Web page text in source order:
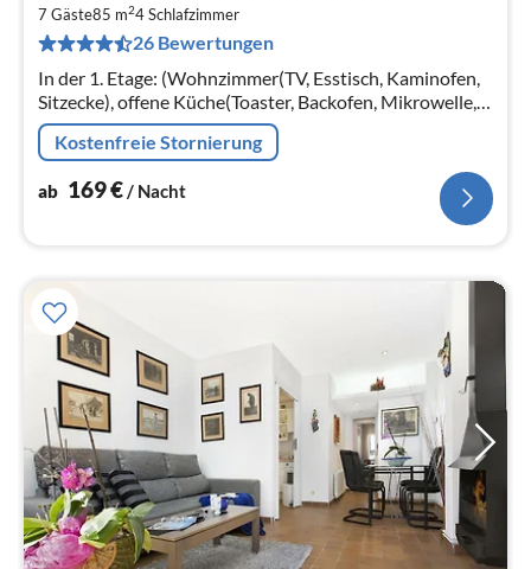
7 Gäste85 m24Schlafzimmer
26 Bewertungen
In der 1. Etage: (Wohnzimmer(TV, Esstisch, Kaminofen,
Sitzecke), offene Küche(Toaster, Backofen, Mikrowelle,
Kühlschrank, Tiefkühlschrank, ),
Schlafzimmer(Einzelbett(90 x 190 cm)
Kostenfreie Stornierung
ab 169€ / Nacht